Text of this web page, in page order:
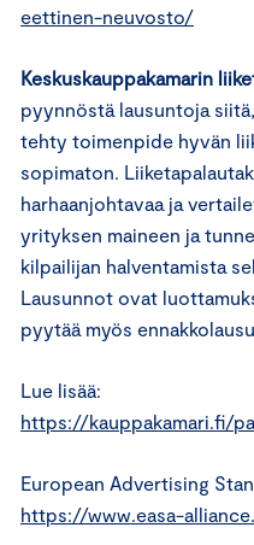
eettinen-neuvosto/
Keskuskauppakamarin
pyynnöstä lausuntoja
tehty toimenpide hyvän
sopimaton.
harhaanjohtavaa ja
yrityksen maineen ja
kilpailijan halventamista
Lausunnot ovat
pyytää myös
Lue lisää:
https://kauppakamari.fi/
European Advertising
https://www.easa-